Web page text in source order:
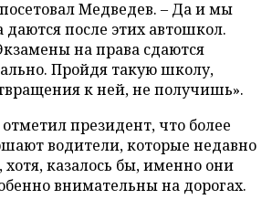
Медведев. – Да и мы
даются после этих автошкол.
на права сдаются
Пройдя такую школу,
к ней, не получишь».
президент, что более
водители, которые недавно
казалось бы, именно они
внимательны на дорогах.